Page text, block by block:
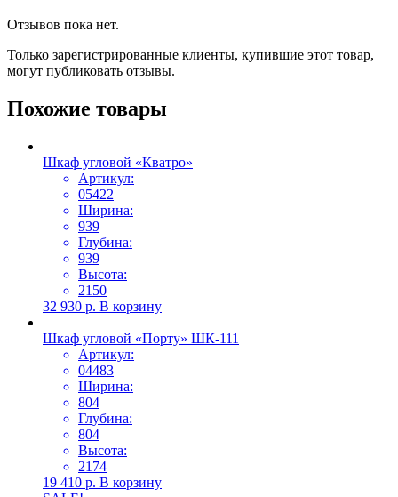
Отзывов пока нет.
Только зарегистрированные клиенты, купившие этот товар,
могут публиковать отзывы.
Похожие товары
Шкаф угловой «Кватро»
Артикул:
05422
Ширина:
939
Глубина:
939
Высота:
2150
32 930 р. В корзину
Шкаф угловой «Порту» ШК-111
Артикул:
04483
Ширина:
804
Глубина:
804
Высота:
2174
19 410 р. В корзину